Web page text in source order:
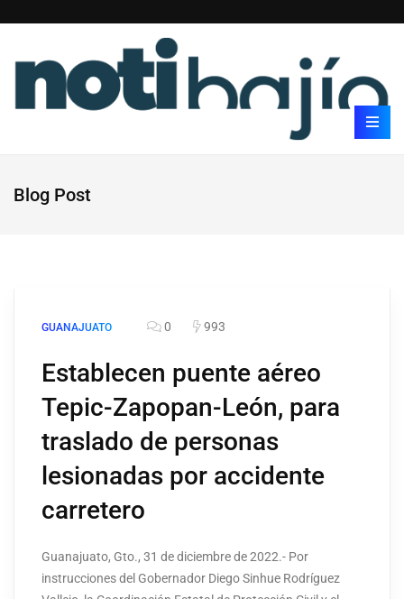
Blog Post
GUANAJUATO 0 993
Establecen puente aéreo
Tepic-Zapopan-León, para
traslado de personas
lesionadas por accidente
carretero
Guanajuato, Gto., 31 de diciembre de 2022.- Por
instrucciones del Gobernador Diego Sinhue Rodríguez